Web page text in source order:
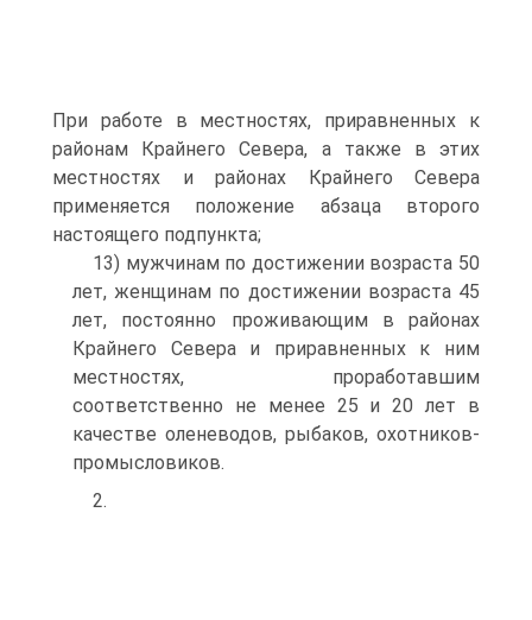
При работе в местностях, приравненных к
районам Крайнего Севера, а также в этих
местностях и районах Крайнего Севера
применяется положение абзаца второго
настоящего подпункта;
13) мужчинам по достижении возраста 50
лет, женщинам по достижении возраста 45
лет, постоянно проживающим в районах
Крайнего Севера и приравненных к ним
местностях, проработавшим
соответственно не менее 25 и 20 лет в
качестве оленеводов, рыбаков, охотников-
промысловиков.
2.